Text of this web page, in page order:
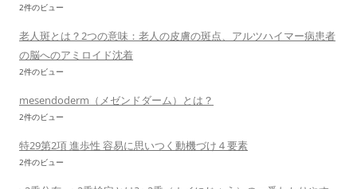
2件のビュー
老人斑とは？2つの意味：老人の皮膚の斑点、アルツハイマー病患者
の脳へのアミロイド沈着
2件のビュー
mesendoderm（メゼンドダーム）とは？
2件のビュー
特29第2項 進歩性 容易に思いつく動機づけ４要素
2件のビュー